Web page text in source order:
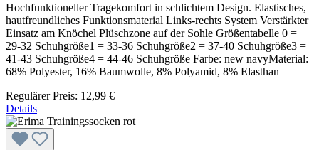
Hochfunktioneller Tragekomfort in schlichtem Design. Elastisches,
hautfreundliches Funktionsmaterial Links-rechts System Verstärkter
Einsatz am Knöchel Plüschzone auf der Sohle Größentabelle 0 =
29-32 Schuhgröße1 = 33-36 Schuhgröße2 = 37-40 Schuhgröße3 =
41-43 Schuhgröße4 = 44-46 Schuhgröße Farbe: new navyMaterial:
68% Polyester, 16% Baumwolle, 8% Polyamid, 8% Elasthan
Regulärer Preis: 12,99 €
Details